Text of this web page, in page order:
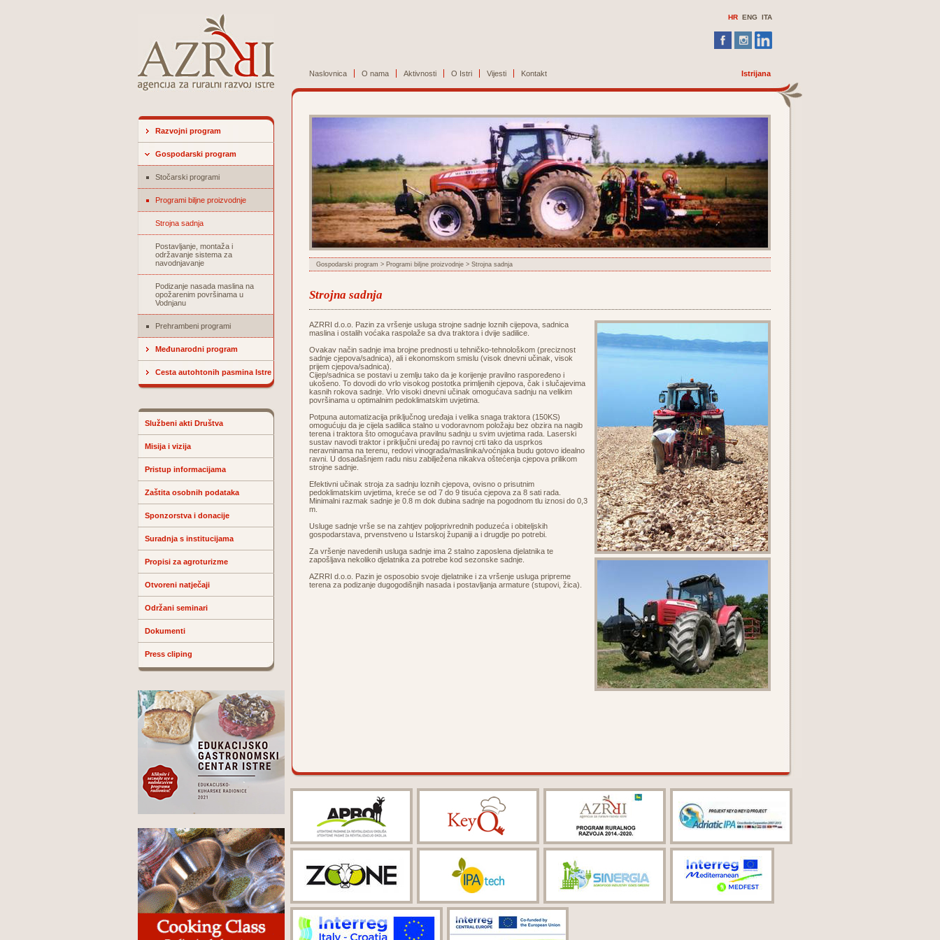
HR ENG ITA
Naslovnica O nama Aktivnosti O Istri Vijesti Kontakt Istrijana
Razvojni program
Gospodarski program
Stočarski programi
Programi biljne proizvodnje
Strojna sadnja
Postavljanje, montaža i
održavanje sistema za
navodnjavanje
Podizanje nasada maslina na
opožarenim površinama u
Vodnjanu
Prehrambeni programi
Međunarodni program
Cesta autohtonih pasmina Istre
Službeni akti Društva
Misija i vizija
Pristup informacijama
Zaštita osobnih podataka
Sponzorstva i donacije
Suradnja s institucijama
Propisi za agroturizme
Otvoreni natječaji
Održani seminari
Dokumenti
Press cliping
Gospodarski program > Programi biljne proizvodnje > Strojna sadnja
Strojna sadnja
AZRRI d.o.o. Pazin za vršenje usluga strojne sadnje loznih cijepova, sadnica
maslina i ostalih voćaka raspolaže sa dva traktora i dvije sadilice.
Ovakav način sadnje ima brojne prednosti u tehničko-tehnološkom (preciznost
sadnje cjepova/sadnica), ali i ekonomskom smislu (visok dnevni učinak, visok
prijem cjepova/sadnica).
Cijep/sadnica se postavi u zemlju tako da je korijenje pravilno raspoređeno i
ukošeno. To dovodi do vrlo visokog postotka primljenih cjepova, čak i slučajevima
kasnih rokova sadnje. Vrlo visoki dnevni učinak omogućava sadnju na velikim
površinama u optimalnim pedoklimatskim uvjetima.
Potpuna automatizacija priključnog uređaja i velika snaga traktora (150KS)
omogućuju da je cijela sadilica stalno u vodoravnom položaju bez obzira na nagib
terena i traktora što omogućava pravilnu sadnju u svim uvjetima rada. Laserski
sustav navodi traktor i priključni uređaj po ravnoj crti tako da usprkos
neravninama na terenu, redovi vinograda/maslinika/voćnjaka budu gotovo idealno
ravni. U dosadašnjem radu nisu zabilježena nikakva oštećenja cjepova prilikom
strojne sadnje.
Efektivni učinak stroja za sadnju loznih cjepova, ovisno o prisutnim
pedoklimatskim uvjetima, kreće se od 7 do 9 tisuća cjepova za 8 sati rada.
Minimalni razmak sadnje je 0.8 m dok dubina sadnje na pogodnom tlu iznosi do 0,3
m.
Usluge sadnje vrše se na zahtjev poljoprivrednih poduzeća i obiteljskih
gospodarstava, prvenstveno u Istarskoj županiji a i drugdje po potrebi.
Za vršenje navedenih usluga sadnje ima 2 stalno zaposlena djelatnika te
zapošljava nekoliko djelatnika za potrebe kod sezonske sadnje.
AZRRI d.o.o. Pazin je osposobio svoje djelatnike i za vršenje usluga pripreme
terena za podizanje dugogodišnjih nasada i postavljanja armature (stupovi, žica).